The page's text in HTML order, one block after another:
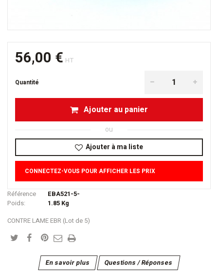
56,00 € HT
Quantité
Ajouter au panier
ou
Ajouter à ma liste
CONNECTEZ-VOUS POUR AFFICHER LES PRIX
Référence
EBA521-5-
Poids:
1.85 Kg
CONTRE LAME EBR (Lot de 5)
En savoir plus Questions / Réponses